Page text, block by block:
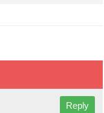
Reply